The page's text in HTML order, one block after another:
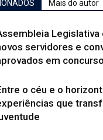
Mais do autor
Legislativa
servidores e
em concurso
o céu e o
que